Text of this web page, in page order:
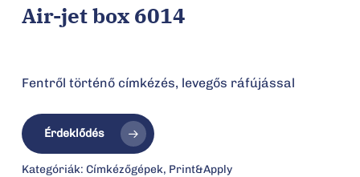
Air-jet box 6014
Fentről történő címkézés, levegős ráfújással
Érdeklődés
Kategóriák: Címkézőgépek, Print&Apply